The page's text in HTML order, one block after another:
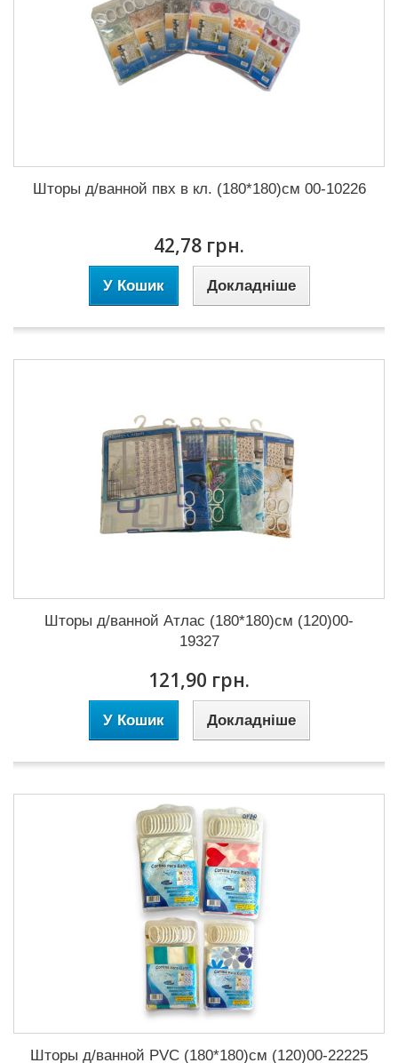
Шторы д/ванной пвх в кл. (180*180)см 00-10226
42,78 грн.
У Кошик Докладніше
Шторы д/ванной Атлас (180*180)см (120)00-
19327
121,90 грн.
У Кошик Докладніше
Шторы д/ванной PVC (180*180)см (120)00-22225